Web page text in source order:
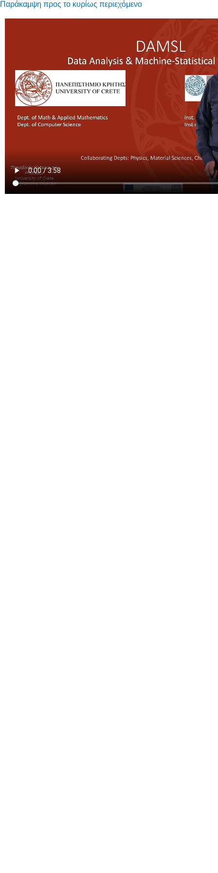
Παράκαμψη προς το κυρίως περιεχόμενο